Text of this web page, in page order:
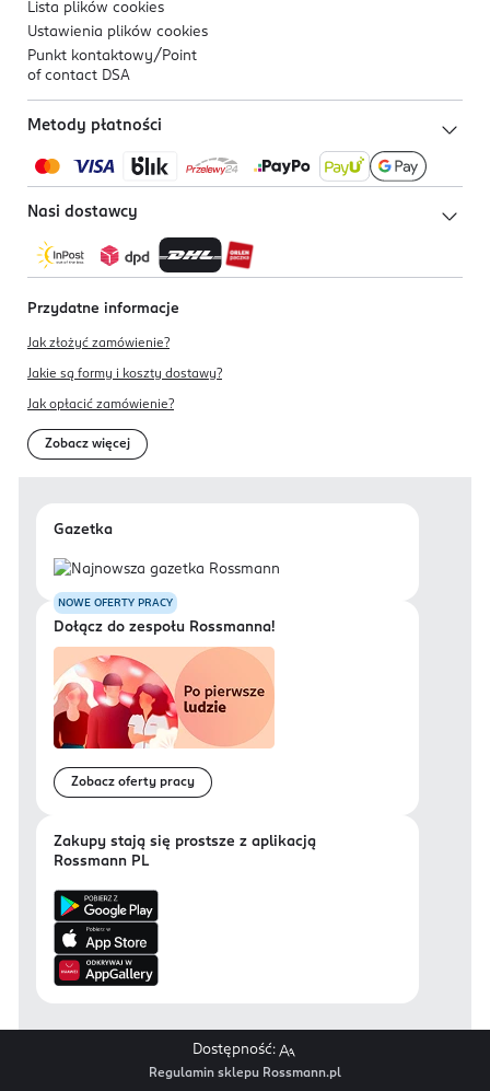
Lista plików cookies
Ustawienia plików cookies
Punkt kontaktowy/ Point
of contact DSA
Metody płatności
Nasi dostawcy
Przydatne informacje
Jak złożyć zamówienie?
Jakie są formy i koszty dostawy?
Jak opłacić zamówienie?
Zobacz więcej
Gazetka
NOWE OFERTY PRACY
Dołącz do zespołu Rossmanna!
Zobacz oferty pracy
Zakupy stają się prostsze z aplikacją
Rossmann PL
Dostępność:
Regulamin sklepu Rossmann.pl